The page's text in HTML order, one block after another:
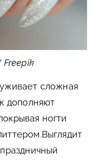
сложная
дополняют
ногти